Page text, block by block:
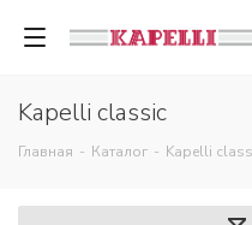
Kapelli classic
Главная - Каталог - Kapelli